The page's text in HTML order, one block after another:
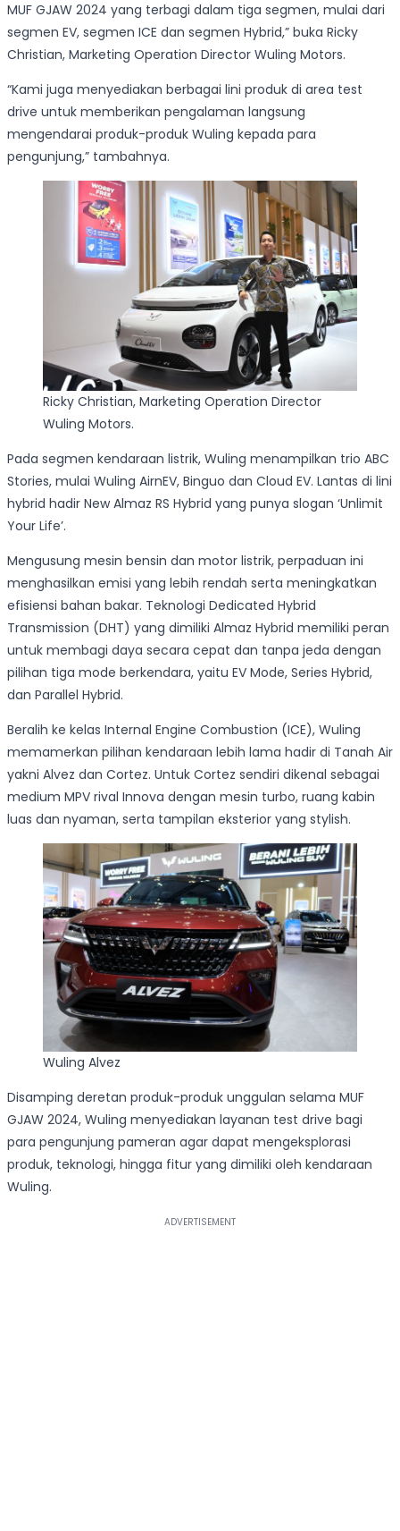
MUF GJAW 2024 yang terbagi dalam tiga segmen, mulai dari
segmen EV, segmen ICE dan segmen Hybrid,” buka Ricky
Christian, Marketing Operation Director Wuling Motors.
“Kami juga menyediakan berbagai lini produk di area test
drive untuk memberikan pengalaman langsung
mengendarai produk-produk Wuling kepada para
pengunjung,” tambahnya.
Ricky Christian, Marketing Operation Director
Wuling Motors.
Pada segmen kendaraan listrik, Wuling menampilkan trio ABC
Stories, mulai Wuling AirnEV, Binguo dan Cloud EV. Lantas di lini
hybrid hadir New Almaz RS Hybrid yang punya slogan ‘Unlimit
Your Life’.
Mengusung mesin bensin dan motor listrik, perpaduan ini
menghasilkan emisi yang lebih rendah serta meningkatkan
efisiensi bahan bakar. Teknologi Dedicated Hybrid
Transmission (DHT) yang dimiliki Almaz Hybrid memiliki peran
untuk membagi daya secara cepat dan tanpa jeda dengan
pilihan tiga mode berkendara, yaitu EV Mode, Series Hybrid,
dan Parallel Hybrid.
Beralih ke kelas Internal Engine Combustion (ICE), Wuling
memamerkan pilihan kendaraan lebih lama hadir di Tanah Air
yakni Alvez dan Cortez. Untuk Cortez sendiri dikenal sebagai
medium MPV rival Innova dengan mesin turbo, ruang kabin
luas dan nyaman, serta tampilan eksterior yang stylish.
Wuling Alvez
Disamping deretan produk-produk unggulan selama MUF
GJAW 2024, Wuling menyediakan layanan test drive bagi
para pengunjung pameran agar dapat mengeksplorasi
produk, teknologi, hingga fitur yang dimiliki oleh kendaraan
Wuling.